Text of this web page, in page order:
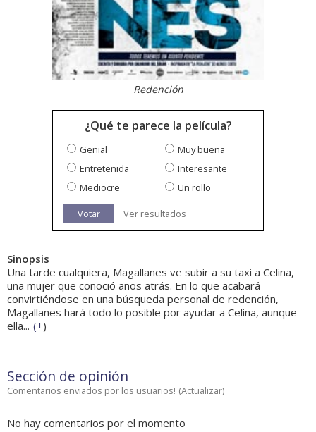
Redención
¿Qué te parece la película?
Genial
Muy buena
Entretenida
Interesante
Mediocre
Un rollo
Votar Ver resultados
Sinopsis
Una tarde cualquiera, Magallanes ve subir a su taxi a Celina,
una mujer que conoció años atrás. En lo que acabará
convirtiéndose en una búsqueda personal de redención,
Magallanes hará todo lo posible por ayudar a Celina, aunque
ella... (+)
Sección de opinión
Comentarios enviados por los usuarios! (Actualizar)
No hay comentarios por el momento